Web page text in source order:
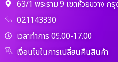
63/1 พระราม 9 เขตห้วยขวาง ก
021143330
เวลาทำการ 09.00-17.00
เงื่อนไขในการเปลี่ยนคืนสินค้า